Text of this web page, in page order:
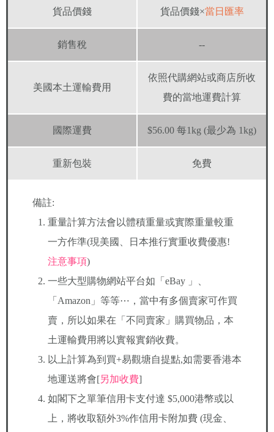
貨品價錢 貨品價錢×當日匯率
銷售稅 --
美國本土運輸費用
依照代購網站或商店所收
費的當地運費計算
國際運費 $56.00 每1kg (最少為 1kg)
重新包裝 免費
備註:
重量計算方法會以體積重量或實際重量較重
一方作準(現美國、日本推行實重收費優惠!
注意事項)
一些大型購物網站平台如「eBay 」、
「Amazon」等等⋯，當中有多個賣家可作買
賣，所以如果在「不同賣家」購買物品，本
土運輸費用將以實報實銷收費。
以上計算為到買+易觀塘自提點,如需要香港本
地運送將會[另加收費]
如閣下之單筆信用卡支付達 $5,000港幣或以
上，將收取額外3%作信用卡附加費 (現金、